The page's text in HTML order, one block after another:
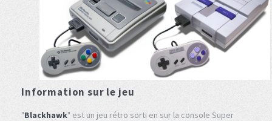
Information sur le jeu
"Blackhawk" est un jeu rétro sorti en sur la console Super